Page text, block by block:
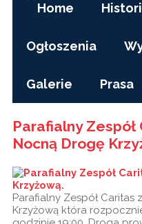
Ogłoszenia
Galerie Prasa
Parafialny
Nocną Drogę
Parafialny Zespół
Krzyżową która